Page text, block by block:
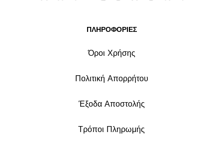
ΠΛΗΡΟΦΟΡΙΕΣ
Όροι Χρήσης
Πολιτική Απορρήτου
Έξοδα Αποστολής
Τρόποι Πληρωμής